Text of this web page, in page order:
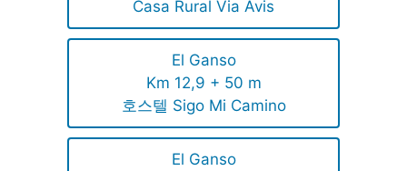
Casa Rural Via Avis
El Ganso
Km 12,9 + 50 m
호스텔 Sigo Mi Camino
El Ganso